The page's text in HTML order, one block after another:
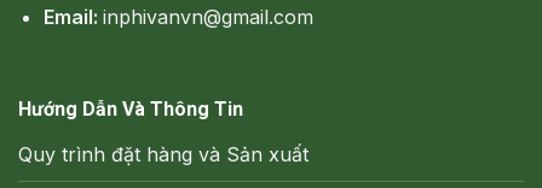
Email: inphivanvn@gmail.com
Hướng Dẫn Và Thông Tin
Quy trình đặt hàng và Sản xuất